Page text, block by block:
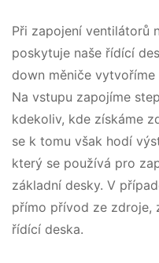
Při zapojení ventilátorů
poskytuje naše řídící
down měniče
Na vstupu zapojíme
kdekoliv, kde získáme
se k tomu však hodí
který se používá pro
základní desky. V
přímo přívod ze zdroje,
řídící deska.